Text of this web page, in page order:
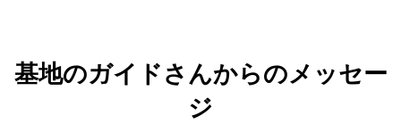
基地のガイドさんからのメッセー
ジ